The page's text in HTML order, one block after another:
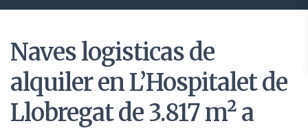
Naves logisticas de
alquiler en L’Hospitalet de
Llobregat de 3.817 m² a